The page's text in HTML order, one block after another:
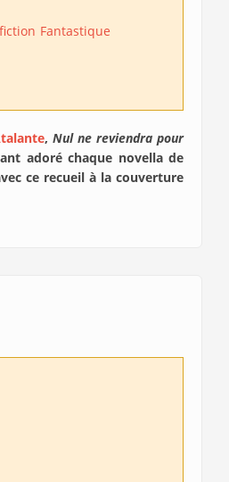
Fantastique
,Nul ne reviendra pour
adoré chaque novella de
ce recueil à la couverture